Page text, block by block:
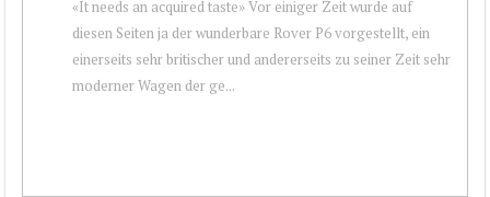
«It needs an acquired taste» Vor einiger Zeit wurde auf
diesen Seiten ja der wunderbare Rover P6 vorgestellt, ein
einerseits sehr britischer und andererseits zu seiner Zeit sehr
moderner Wagen der ge...